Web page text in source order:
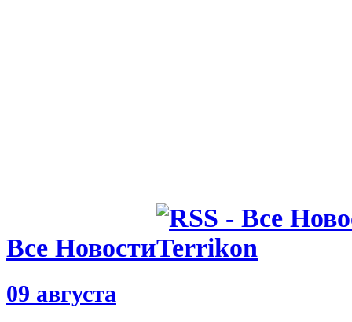
Все Новости
09 августа